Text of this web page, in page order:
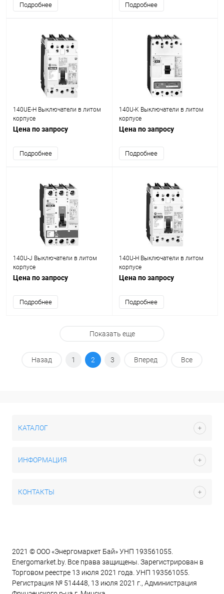
Подробнее Подробнее
140UE-H Выключатели в литом
корпусе
Цена по запросу
Подробнее
140U-K Выключатели в литом
корпусе
Цена по запросу
Подробнее
140U-J Выключатели в литом
корпусе
Цена по запросу
Подробнее
140U-H Выключатели в литом
корпусе
Цена по запросу
Подробнее
Показать еще
Назад 1 2 3 Вперед Все
КАТАЛОГ
ИНФОРМАЦИЯ
КОНТАКТЫ
2021 © ООО «Энергомаркет Бай» УНП 193561055.
Energomarket.by. Все права защищены. Зарегистрирован в
Торговом реестре 13 июля 2021 года. УНП 193561055.
Регистрация № 514448, 13 июля 2021 г., Администрация